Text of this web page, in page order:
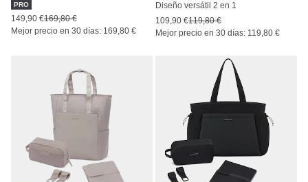
PRO
149,90 €169,80 €
Mejor precio en 30 días: 169,80 €
Diseño versátil 2 en 1
109,90 €119,80 €
Mejor precio en 30 días: 119,80 €